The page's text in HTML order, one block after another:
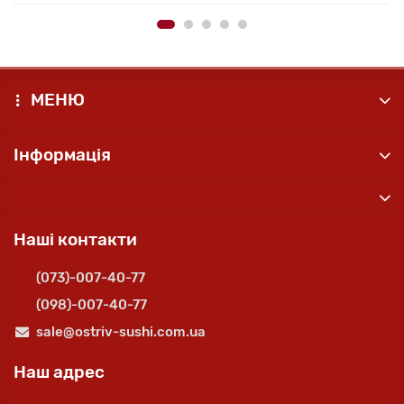
МЕНЮ
Інформація
Наші контакти
(073)-007-40-77
(098)-007-40-77
sale@ostriv-sushi.com.ua
Наш адрес